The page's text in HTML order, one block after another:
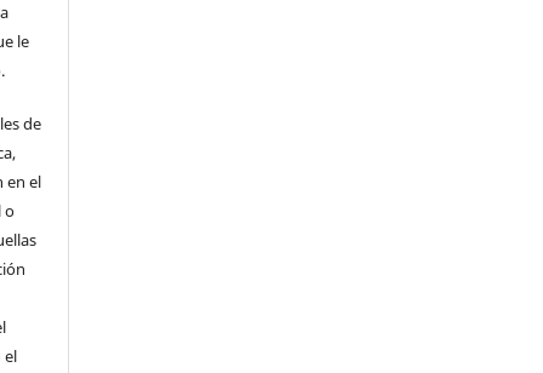
le
de
en el
o
el